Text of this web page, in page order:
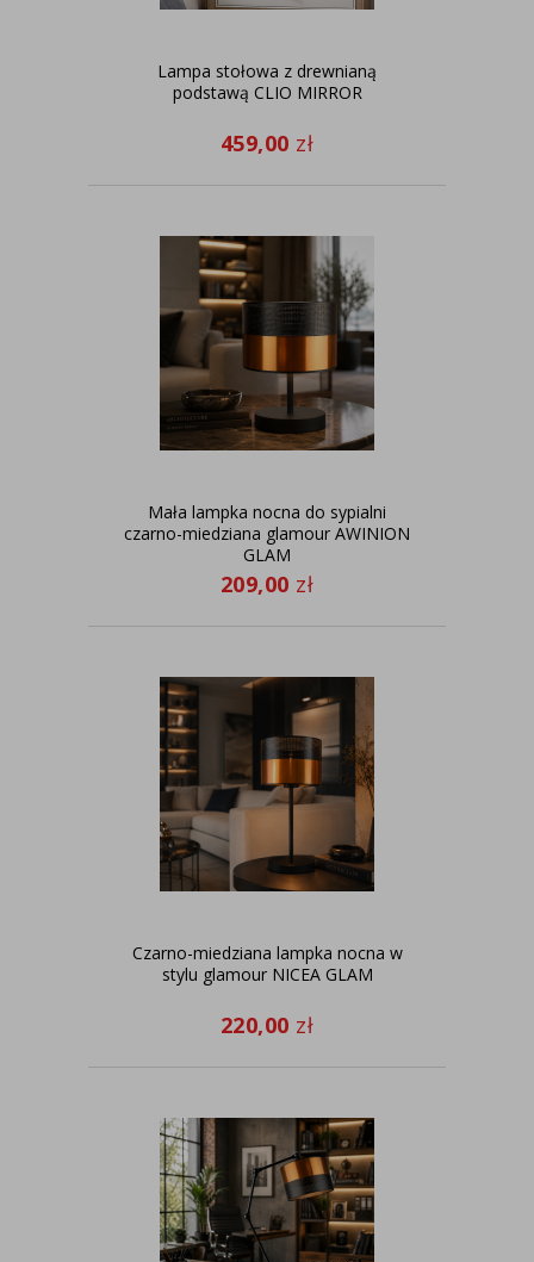
Lampa stołowa z drewnianą
podstawą CLIO MIRROR
459,00 zł
Mała lampka nocna do sypialni
czarno-miedziana glamour AWINION
GLAM
209,00 zł
Czarno-miedziana lampka nocna w
stylu glamour NICEA GLAM
220,00 zł